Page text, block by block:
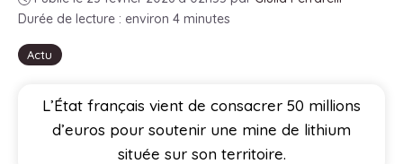
Actu
Durée de lecture : environ 4 minutes
L’État français vient de consacrer 50 millions
d’euros pour soutenir une mine de lithium
située sur son territoire.